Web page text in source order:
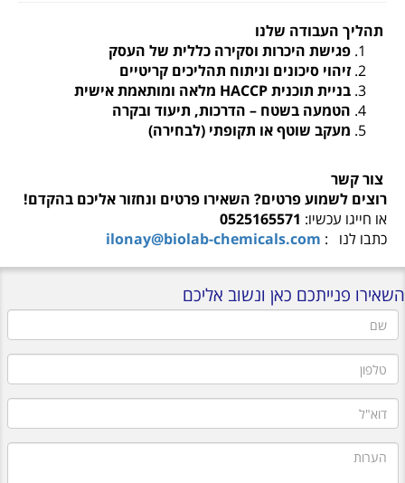
תהליך העבודה שלנו
פגישת היכרות וסקירה כללית של העסק
זיהוי סיכונים וניתוח תהליכים קריטיים
בניית תוכניתHACCP מלאה ומותאמת אישית
הטמעה בשטח – הדרכות, תיעוד ובקרה
מעקב שוטף או תקופתי (לבחירה)
צור קשר
רוצים לשמוע פרטים? השאירו פרטים ונחזור אליכם בהקדם!
או חייגו עכשיו: 0525165571
כתבו לנו :
ilonay@biolab-chemicals.com
השאירו פנייתכם כאן ונשוב אליכם
שם
טלפון
דוא"ל
הערות